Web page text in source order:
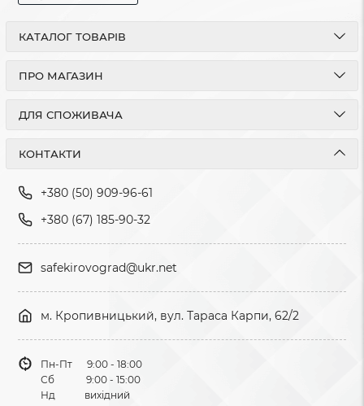
КАТАЛОГ ТОВАРІВ
ПРО МАГАЗИН
ДЛЯ СПОЖИВАЧА
КОНТАКТИ
+380 (50) 909-96-61
+380 (67) 185-90-32
safekirovograd@ukr.net
м. Кропивницький, вул. Тараса Карпи, 62/2
Пн-Пт 9:00 - 18:00
Сб 9:00 - 15:00
Нд вихідний